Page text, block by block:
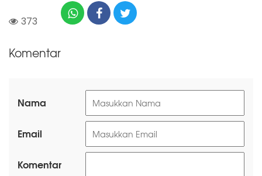
373
Komentar
Nama
Email
Komentar